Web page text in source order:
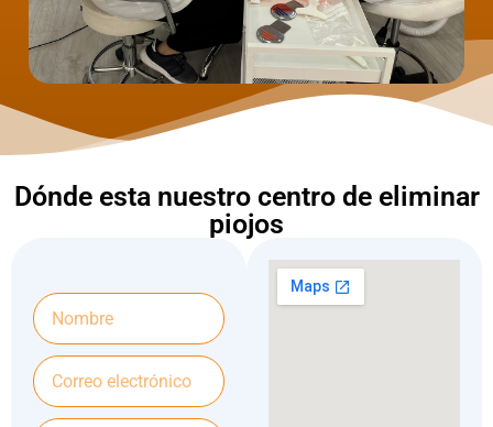
Dónde esta nuestro centro de eliminar
piojos